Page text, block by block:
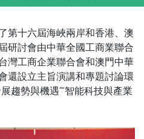
第十六屆海峽兩岸和香港、澳
研討會由中華全國工商業聯合
灣工商企業聯合會和澳門中華
還設立主旨演講和專題討論環
趨勢與機遇”“智能科技與產業